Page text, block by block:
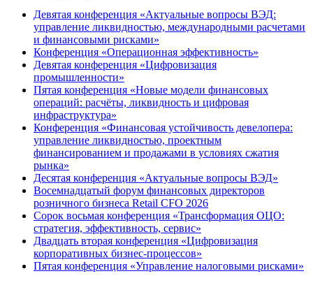
Девятая конференция «Актуальные вопросы ВЭД:
управление ликвидностью, международными расчетами
и финансовыми рисками»
Конференция «Операционная эффективность»
Девятая конференция «Цифровизация
промышленности»
Пятая конференция «Новые модели финансовых
операций: расчёты, ликвидность и цифровая
инфраструктура»
Конференция «Финансовая устойчивость девелопера:
управление ликвидностью, проектным
финансированием и продажами в условиях сжатия
рынка»
Десятая конференция «Актуальные вопросы ВЭД»
Восемнадцатый форум финансовых директоров
розничного бизнеса Retail CFO 2026
Сорок восьмая конференция «Трансформация ОЦО:
стратегия, эффективность, сервис»
Двадцать вторая конференция «Цифровизация
корпоративных бизнес-процессов»
Пятая конференция «Управление налоговыми рисками»